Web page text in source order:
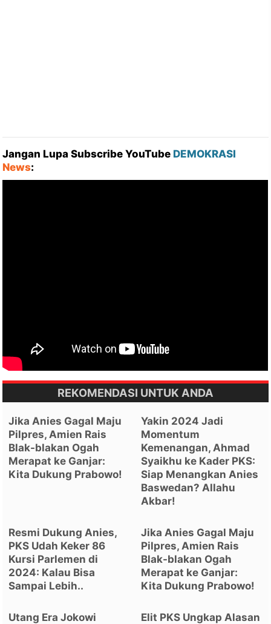
Jangan Lupa Subscribe YouTube DEMOKRASI
News:
REKOMENDASI UNTUK ANDA
Jika Anies Gagal Maju
Pilpres, Amien Rais
Blak-blakan Ogah
Merapat ke Ganjar:
Kita Dukung Prabowo!
Yakin 2024 Jadi
Momentum
Kemenangan, Ahmad
Syaikhu ke Kader PKS:
Siap Menangkan Anies
Baswedan? Allahu
Akbar!
Resmi Dukung Anies,
PKS Udah Keker 86
Kursi Parlemen di
2024: Kalau Bisa
Sampai Lebih..
Jika Anies Gagal Maju
Pilpres, Amien Rais
Blak-blakan Ogah
Merapat ke Ganjar:
Kita Dukung Prabowo!
Utang Era Jokowi
Elit PKS Ungkap Alasan